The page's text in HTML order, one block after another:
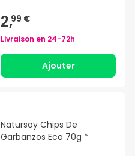
2,99 €
Livraison en 24-72h
Ajouter
Natursoy Chips De
Garbanzos Eco 70g *